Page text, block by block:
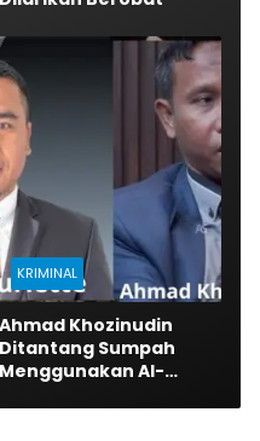
KRIMINAL
Ahmad Khozinudin
Ditantang Sumpah
Menggunakan Al-